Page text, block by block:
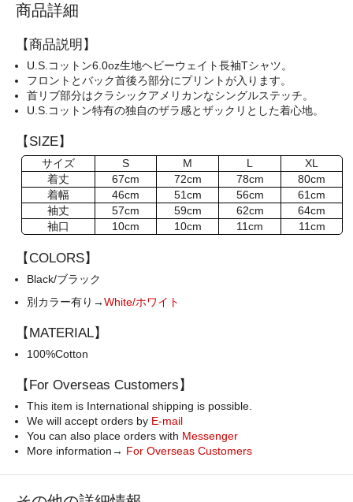
商品詳細
【商品説明】
U.S.コットン6.0oz生地ヘビーウェイト長袖Tシャツ。
フロントとバック首後ろ部分にプリントが入ります。
首リブ部分はクラシックアメリカンなシングルステッチ。
U.S.コットン特有の独自のザラ感とザックリとした着心地。
【SIZE】
サイズ S M L
XL
着丈
67cm 72cm 78cm
80cm
着幅
46cm 51cm 56cm
61cm
袖丈
57cm 59cm 62cm
64cm
袖口
10cm 10cm 11cm 11cm
【COLORS】
Black/ブラック
別カラー有り→White/ホワイト
【MATERIAL】
100%Cotton
【For Overseas Customers】
This item is International shipping is possible.
We will accept orders by E-mail
You can also place orders with Messenger
More information→ For Overseas Customers